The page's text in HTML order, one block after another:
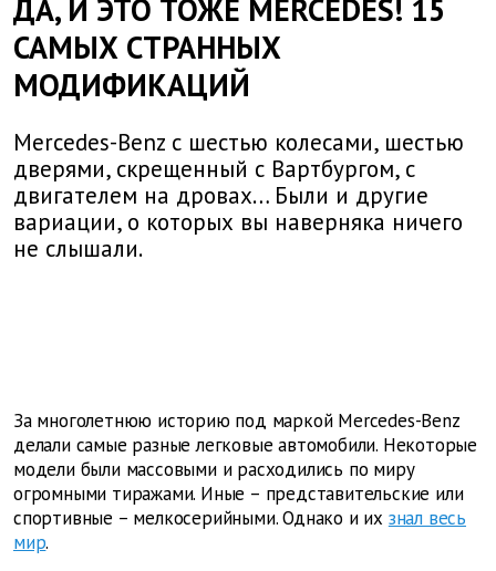
ДА, И ЭТО ТОЖЕ MERCEDES! 15
САМЫХ СТРАННЫХ
МОДИФИКАЦИЙ
Mercedes-Benz с шестью колесами, шестью
дверями, скрещенный с Вартбургом, с
двигателем на дровах… Были и другие
вариации, о которых вы наверняка ничего
не слышали.
За многолетнюю историю под маркой Mercedes-Benz
делали самые разные легковые автомобили. Некоторые
модели были массовыми и расходились по миру
огромными тиражами. Иные – представительские или
спортивные – мелкосерийными. Однако и их знал весь
мир.